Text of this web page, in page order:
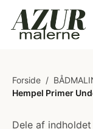
Forside /
Hempel Primer
Dele af